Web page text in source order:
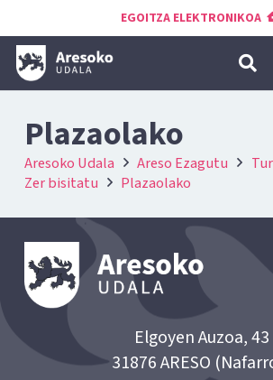
EGOITZA ELEKTRONIKOA
Plazaolako
Aresoko Udala Areso Ezagutu
Zer bisitatu
Plazaolako
Elgoyen Auzoa, 43
31876 ARESO